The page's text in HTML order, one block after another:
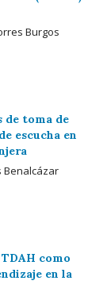
Burgos
de toma de
escucha en
Benalcázar
como
en la